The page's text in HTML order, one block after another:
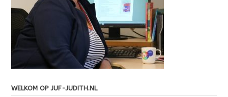
WELKOM OP JUF-JUDITH.NL